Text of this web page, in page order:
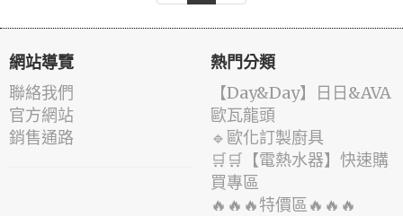
網站導覽
聯絡我們
官方網站
銷售通路
熱門分類
️【Day&Day】️日日&AVA
歐瓦龍頭
🔹歐化訂製廚具
🛒🛒【電熱水器】快速購
買專區
🔥🔥🔥特價區🔥🔥🔥